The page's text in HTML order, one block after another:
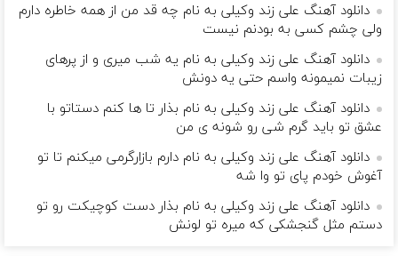
دانلود آهنگ علی زند وکیلی به نام چه قد من از همه خاطره دارم
ولی چشم كسی به بودنم نیست
دانلود آهنگ علی زند وکیلی به نام یه شب میرى و از پرهای
زيبات نمیمونه واسم حتی یه دونش
دانلود آهنگ علی زند وکیلی به نام بذار تا ها كنم دستاتو با
عشق تو باید گرم شی رو شونه ى من
دانلود آهنگ علی زند وکیلی به نام دارم بازارگرمی میكنم تا تو
آغوش خودم پای تو وا شه
دانلود آهنگ علی زند وکیلی به نام بذار دست كوچیكت رو تو
دستم مثل گنجشكی كه میره تو لونش